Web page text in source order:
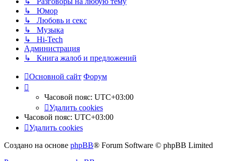
↳ Юмор
↳ Любовь и секс
↳ Музыка
↳ Hi-Tech
Администрация
↳ Книга жалоб и предложений
Основной сайт Форум
Часовой пояс: UTC+03:00
Удалить cookies
Часовой пояс: UTC+03:00
Удалить cookies
Создано на основе phpBB® Forum Software © phpBB Limited